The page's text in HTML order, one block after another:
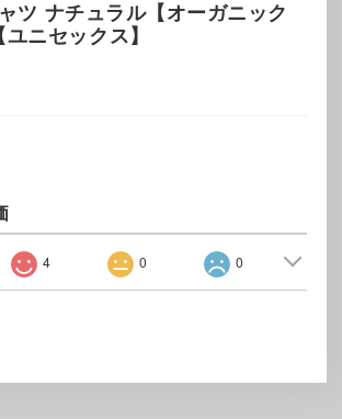
ツ ナチュラル【オーガニック
ニセックス】
4 0 0